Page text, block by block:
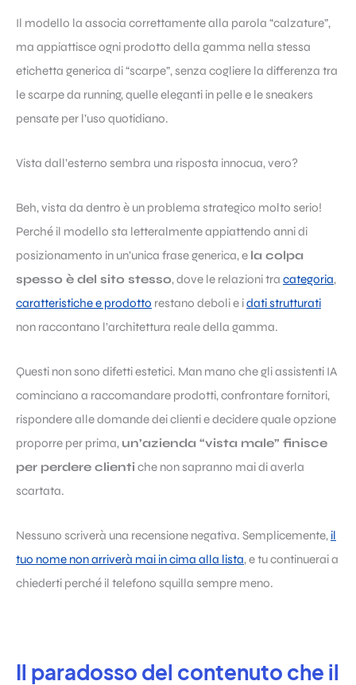
Il modello la associa correttamente alla parola “calzature”,
ma appiattisce ogni prodotto della gamma nella stessa
etichetta generica di “scarpe”, senza cogliere la differenza tra
le scarpe da running, quelle eleganti in pelle e le sneakers
pensate per l’uso quotidiano.
Vista dall’esterno sembra una risposta innocua, vero?
Beh, vista da dentro è un problema strategico molto serio!
Perché il modello sta letteralmente appiattendo anni di
posizionamento in un’unica frase generica, e la colpa
spesso è del sito stesso, dove le relazioni tra categoria,
caratteristiche e prodotto restano deboli e idati strutturati
non raccontano l’architettura reale della gamma.
Questi non sono difetti estetici. Man mano che gli assistenti IA
cominciano a raccomandare prodotti, confrontare fornitori,
rispondere alle domande dei clienti e decidere quale opzione
proporre per prima, un’azienda “vista male” finisce
per perdere clientiche non sapranno mai di averla
scartata.
Nessuno scriverà una recensione negativa. Semplicemente, il
tuo nome non arriverà mai in cima alla lista, e tu continuerai a
chiederti perché il telefono squilla sempre meno.
Il paradosso del contenuto che il